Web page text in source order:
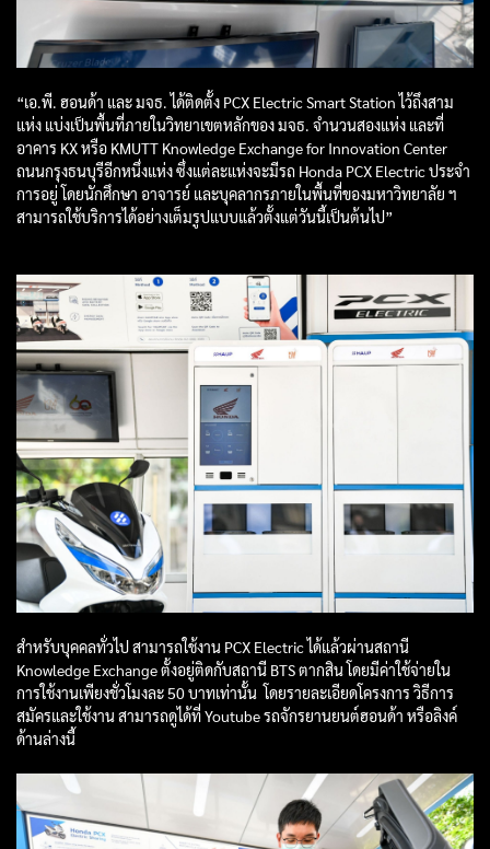
“เอ.พี. ฮอนด้า และ มจธ. ได้ติดตั้ง PCX Electric Smart Station ไว้ถึงสาม
แห่ง แบ่งเป็นพื้นที่ภายในวิทยาเขตหลักของ มจธ. จำนวนสองแห่ง และที่
อาคาร KX หรือ KMUTT Knowledge Exchange for Innovation Center
ถนนกรุงธนบุรีอีกหนึ่งแห่ง ซึ่งแต่ละแห่งจะมีรถ Honda PCX Electric ประจำ
การอยู่ โดยนักศึกษา อาจารย์ และบุคลากรภายในพื้นที่ของมหาวิทยาลัย ฯ
สามารถใช้บริการได้อย่างเต็มรูปแบบแล้วตั้งแต่วันนี้เป็นต้นไป”
สำหรับบุคคลทั่วไป สามารถใช้งาน PCX Electric ได้แล้วผ่านสถานี
Knowledge Exchange ตั้งอยู่ติดกับสถานี BTS ตากสิน โดยมีค่าใช้จ่ายใน
การใช้งานเพียงชั่วโมงละ 50 บาทเท่านั้น โดยรายละเอียดโครงการ วิธีการ
สมัครและใช้งาน สามารถดูได้ที่ Youtube รถจักรยานยนต์ฮอนด้า หรือลิงค์
ด้านล่างนี้